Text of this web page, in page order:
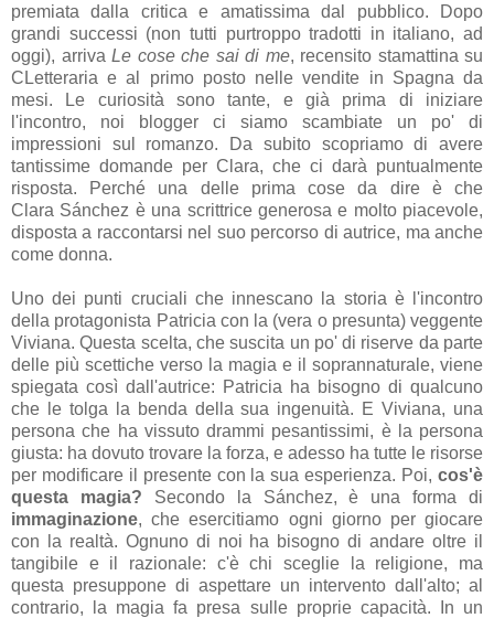
premiata dalla critica e amatissima dal pubblico. Dopo
grandi successi (non tutti purtroppo tradotti in italiano, ad
oggi), arriva Le cose che sai di me, recensito stamattina su
CLetteraria e al primo posto nelle vendite in Spagna da
mesi. Le curiosità sono tante, e già prima di iniziare
l'incontro, noi blogger ci siamo scambiate un po' di
impressioni sul romanzo. Da subito scopriamo di avere
tantissime domande per Clara, che ci darà puntualmente
risposta. Perché una delle prima cose da dire è che
Clara Sánchez è una scrittrice generosa e molto piacevole,
disposta a raccontarsi nel suo percorso di autrice, ma anche
come donna.
Uno dei punti cruciali che innescano la storia è l'incontro
della protagonista Patricia con la (vera o presunta) veggente
Viviana. Questa scelta, che suscita un po' di riserve da parte
delle più scettiche verso la magia e il soprannaturale, viene
spiegata così dall'autrice: Patricia ha bisogno di qualcuno
che le tolga la benda della sua ingenuità. E Viviana, una
persona che ha vissuto drammi pesantissimi, è la persona
giusta: ha dovuto trovare la forza, e adesso ha tutte le risorse
per modificare il presente con la sua esperienza. Poi, cos'è
questa magia? Secondo la Sánchez, è una forma di
immaginazione, che esercitiamo ogni giorno per giocare
con la realtà. Ognuno di noi ha bisogno di andare oltre il
tangibile e il razionale: c'è chi sceglie la religione, ma
questa presuppone di aspettare un intervento dall'alto; al
contrario, la magia fa presa sulle proprie capacità. In un